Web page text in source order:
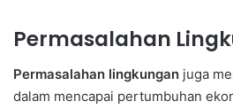
Permasalahan
Permasalahan lingkungan juga
dalam mencapai pertumbuhan